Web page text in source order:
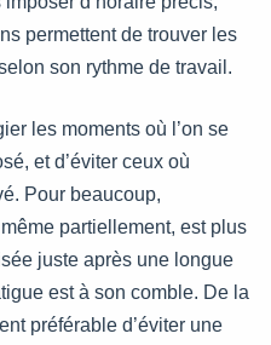
permettent de trouver les
son rythme de travail.
les moments où l’on se
et d’éviter ceux où
Pour beaucoup,
partiellement, est plus
juste après une longue
est à son comble. De la
préférable d’éviter une